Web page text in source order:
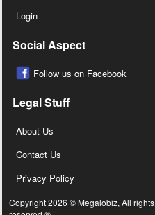
Login
Social Aspect
Follow us on Facebook
Legal Stuff
About Us
Contact Us
Privacy Policy
Copyright 2026 © Megalobiz, All rights